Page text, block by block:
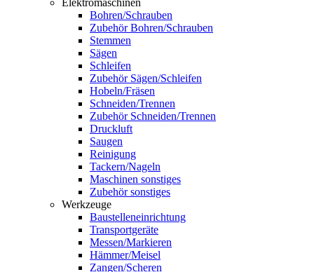
Elektromaschinen
Bohren/Schrauben
Zubehör Bohren/Schrauben
Stemmen
Sägen
Schleifen
Zubehör Sägen/Schleifen
Hobeln/Fräsen
Schneiden/Trennen
Zubehör Schneiden/Trennen
Druckluft
Saugen
Reinigung
Tackern/Nageln
Maschinen sonstiges
Zubehör sonstiges
Werkzeuge
Baustelleneinrichtung
Transportgeräte
Messen/Markieren
Hämmer/Meisel
Zangen/Scheren